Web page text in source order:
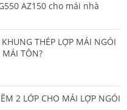
AZ150 cho mái nhà
THÉP LỢP MÁI NGÓI
MÁI TÔN?
2 LỚP CHO MÁI LỢP NGÓI